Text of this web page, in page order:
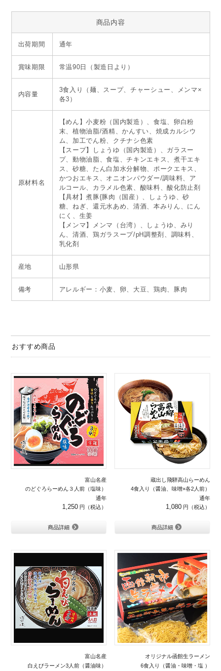
商品内容
出荷期間 通年
賞味期限 常温90日（製造日より）
内容量
3食入り（麺、スープ、チャーシュー、メンマ×
各3）
原材料名
【めん】小麦粉（国内製造）、食塩、卵白粉
末、植物油脂/酒精、かんすい、焼成カルシウ
ム、加工でん粉、クチナシ色素
【スープ】しょうゆ（国内製造）、ガラスー
プ、動物油脂、食塩、チキンエキス、煮干エキ
ス、砂糖、たん白加水分解物、ポークエキス、
かつおエキス、オニオンパウダー/調味料、ア
ルコール、カラメル色素、酸味料、酸化防止剤
【具材】煮豚{豚肉（国産）、しょうゆ、砂
糖、ねぎ、還元水あめ、清酒、本みりん、にん
にく、生姜
【メンマ】メンマ（台湾）、しょうゆ、みり
ん、清酒、鶏ガラスープ/pH調整剤、調味料、
乳化剤
産地 山形県
備考 アレルギー：小麦、卵、大豆、鶏肉、豚肉
おすすめ商品
富山名産
のどぐろらーめん３人前（塩味）
通年
1,250
商品詳細
蔵出し飛騨高山らーめん
4食入り（醤油、味噌×各2人前）
通年
1,080
商品詳細
富山名産
白えびラーメン3人前（醤油味）
オリジナル函館生ラーメン
6食入り（醤油・味噌・塩 ）